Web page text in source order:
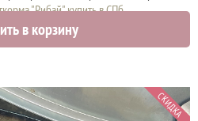
"Рибай" купить в СПб
руб.
в корзину
СКИДКА